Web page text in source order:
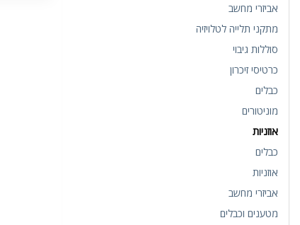
אביזרי מחשב
מתקני תלייה לטלויזיה
סוללות גיבוי
כרטיסי זיכרון
כבלים
מוניטורים
אוזניות
כבלים
אוזניות
אביזרי מחשב
מטענים וכבלים